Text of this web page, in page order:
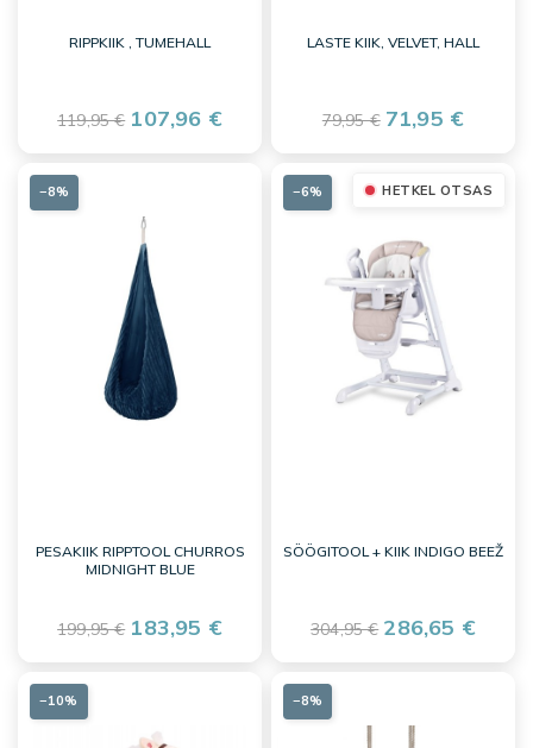
RIPPKIIK , TUMEHALL
119,95 € 107,96 €
LASTE KIIK, VELVET, HALL
79,95 € 71,95 €
PESAKIIK RIPPTOOL CHURROS
MIDNIGHT BLUE
199,95 € 183,95 €
−8% HETKEL OTSAS
SÖÖGITOOL + KIIK INDIGO BEEŽ
304,95 € 286,65 €
−6%
−10% −8%